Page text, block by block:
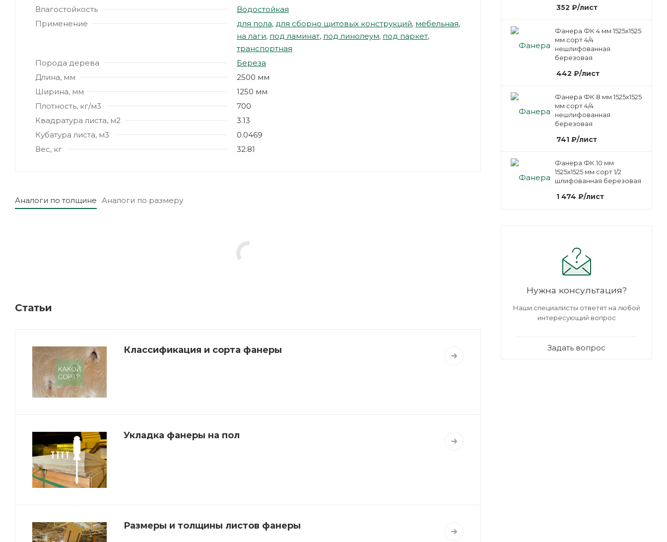
Влагостойкость
Водостойкая
Применение
для пола, для сборно щитовых конструкций, мебельная,
на лаги, под ламинат, под линолеум, под паркет,
транспортная
Порода дерева
Береза
Длина, мм
2500 мм
Ширина, мм
1250 мм
Плотность, кг/м3
700
Квадратура листа, м2
3.13
Кубатура листа, м3
0.0469
Вес, кг
32.81
Аналоги по толщине Аналоги по размеру
Статьи
Классификация и сорта фанеры
Укладка фанеры на пол
Размеры и толщины листов фанеры
352 ₽/лист
Фанера ФК 4 мм 1525х1525
мм сорт 4/4
нешлифованная
березовая
442 ₽/лист
Фанера ФК 8 мм 1525х1525
мм сорт 4/4
нешлифованная
березовая
741 ₽/лист
Фанера ФК 10 мм
1525х1525 мм сорт 1/2
шлифованная березовая
1 474 ₽/лист
Нужна консультация?
Наши специалисты ответят на любой
интересующий вопрос
Задать вопрос